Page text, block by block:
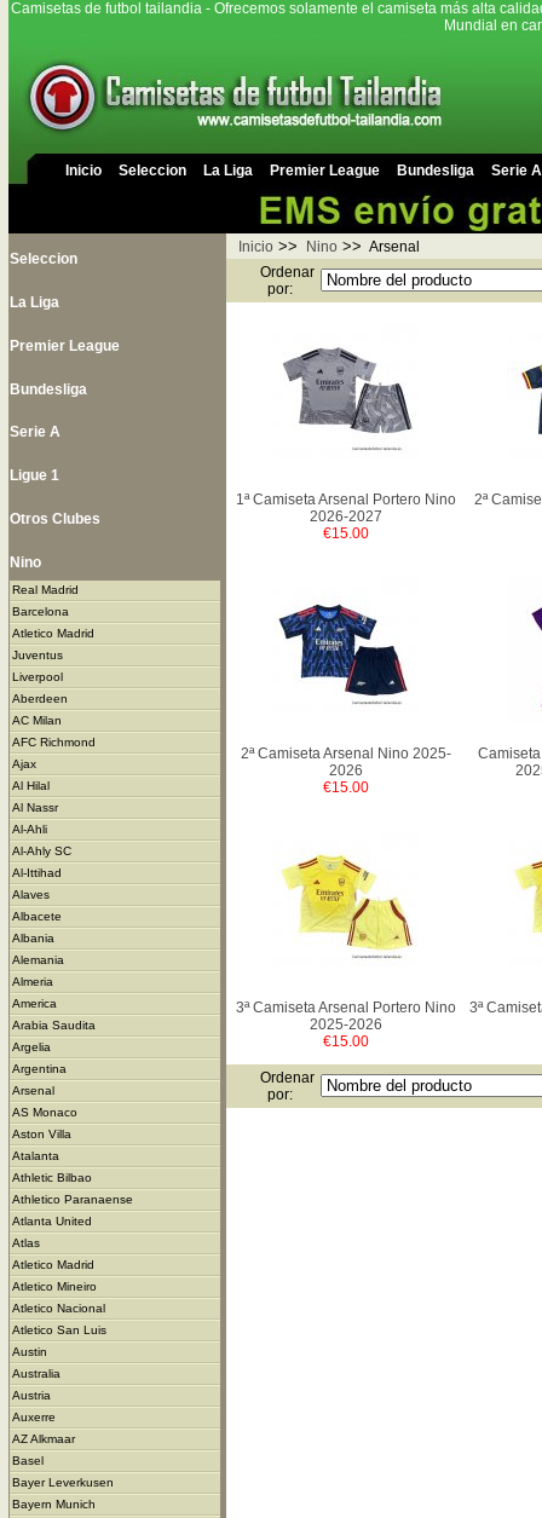
Camisetas de futbol tailandia - Ofrecemos solamente el camiseta más alta
Mundial en
Inicio Seleccion La Liga Premier League Bundesliga Serie A
Seleccion
La Liga
Premier League
Bundesliga
Serie A
Ligue 1
Otros Clubes
Nino
Real Madrid
Barcelona
Atletico Madrid
Juventus
Liverpool
Aberdeen
AC Milan
AFC Richmond
Ajax
Al Hilal
Al Nassr
Al-Ahli
Al-Ahly SC
Al-Ittihad
Alaves
Albacete
Albania
Alemania
Almeria
America
Arabia Saudita
Argelia
Argentina
Arsenal
AS Monaco
Aston Villa
Atalanta
Athletic Bilbao
Athletico Paranaense
Atlanta United
Atlas
Atletico Madrid
Atletico Mineiro
Atletico Nacional
Atletico San Luis
Austin
Australia
Austria
Auxerre
AZ Alkmaar
Basel
Bayer Leverkusen
Bayern Munich
Inicio >> Nino >> Arsenal
Ordenar
por:
1ª Camiseta Arsenal Portero Nino
2026-2027
€15.00
2ª
2ª Camiseta Arsenal Nino 2025-
2026
€15.00
3ª Camiseta Arsenal Portero Nino
2025-2026
€15.00
3ª
Ordenar
por: